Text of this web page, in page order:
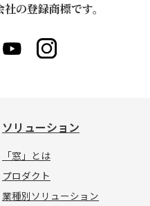
の登録商標です。
ソリューション
「窓」とは
プロダクト
業種別ソリューション